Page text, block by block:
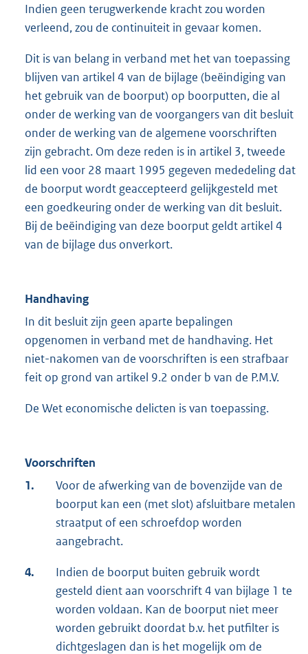
Indien geen terugwerkende kracht zou worden
verleend, zou de continuiteit in gevaar komen.
Dit is van belang in verband met het van toepassing
blijven van artikel 4 van de bijlage (beëindiging van
het gebruik van de boorput) op boorputten, die al
onder de werking van de voorgangers van dit besluit
onder de werking van de algemene voorschriften
zijn gebracht. Om deze reden is in artikel 3, tweede
lid een voor 28 maart 1995 gegeven mededeling dat
de boorput wordt geaccepteerd gelijkgesteld met
een goedkeuring onder de werking van dit besluit.
Bij de beëindiging van deze boorput geldt artikel 4
van de bijlage dus onverkort.
Handhaving
In dit besluit zijn geen aparte bepalingen
opgenomen in verband met de handhaving. Het
niet-nakomen van de voorschriften is een strafbaar
feit op grond van artikel 9.2 onder b van de P.M.V.
De Wet economische delicten is van toepassing.
Voorschriften
1.
Voor de afwerking van de bovenzijde van de
boorput kan een (met slot) afsluitbare metalen
straatput of een schroefdop worden
aangebracht.
4.
Indien de boorput buiten gebruik wordt
gesteld dient aan voorschrift 4 van bijlage 1 te
worden voldaan. Kan de boorput niet meer
worden gebruikt doordat b.v. het putfilter is
dichtgeslagen dan is het mogelijk om de